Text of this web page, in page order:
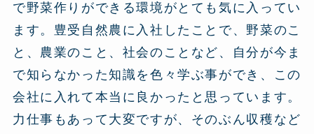
で野菜作りができる環境がとても気に入ってい
ます。豊受自然農に入社したことで、野菜のこ
と、農業のこと、社会のことなど、自分が今ま
で知らなかった知識を色々学ぶ事ができ、この
会社に入れて本当に良かったと思っています。
力仕事もあって大変ですが、そのぶん収穫など